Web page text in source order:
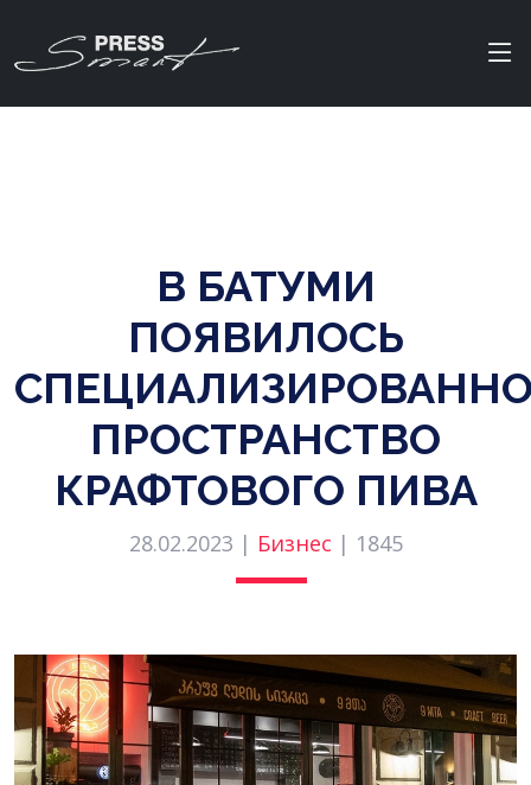
В БАТУМИ
ПОЯВИЛОСЬ
ПРОСТРАНСТВО
КРАФТОВОГО ПИВА
28.02.2023 | Бизнес | 1845